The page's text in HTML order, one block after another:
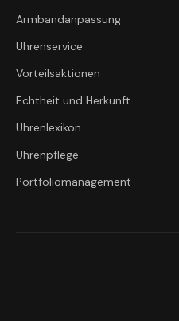
Armbandanpassung
Uhrenservice
Vorteilsaktionen
Echtheit und Herkunft
Uhrenlexikon
Uhrenpflege
Portfoliomanagement